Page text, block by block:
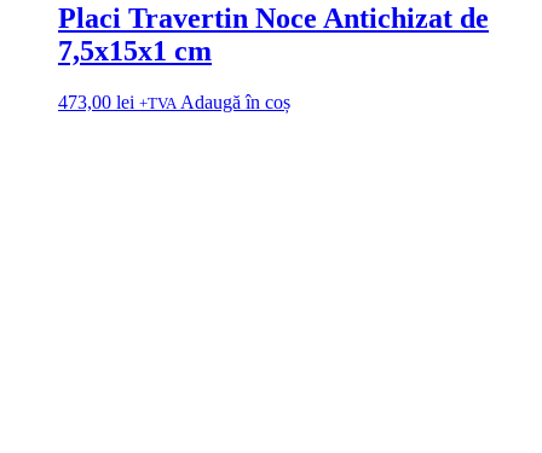
Placi Travertin Noce Antichizat de
7,5x15x1 cm
473,00 lei +TVA Adaugă în coș